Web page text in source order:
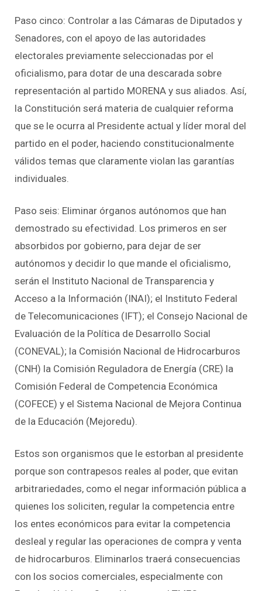
Paso cinco: Controlar a las Cámaras de Diputados y
Senadores, con el apoyo de las autoridades
electorales previamente seleccionadas por el
oficialismo, para dotar de una descarada sobre
representación al partido MORENA y sus aliados. Así,
la Constitución será materia de cualquier reforma
que se le ocurra al Presidente actual y líder moral del
partido en el poder, haciendo constitucionalmente
válidos temas que claramente violan las garantías
individuales.
Paso seis: Eliminar órganos autónomos que han
demostrado su efectividad. Los primeros en ser
absorbidos por gobierno, para dejar de ser
autónomos y decidir lo que mande el oficialismo,
serán el Instituto Nacional de Transparencia y
Acceso a la Información (INAI); el Instituto Federal
de Telecomunicaciones (IFT); el Consejo Nacional de
Evaluación de la Política de Desarrollo Social
(CONEVAL); la Comisión Nacional de Hidrocarburos
(CNH) la Comisión Reguladora de Energía (CRE) la
Comisión Federal de Competencia Económica
(COFECE) y el Sistema Nacional de Mejora Continua
de la Educación (Mejoredu).
Estos son organismos que le estorban al presidente
porque son contrapesos reales al poder, que evitan
arbitrariedades, como el negar información pública a
quienes los soliciten, regular la competencia entre
los entes económicos para evitar la competencia
desleal y regular las operaciones de compra y venta
de hidrocarburos. Eliminarlos traerá consecuencias
con los socios comerciales, especialmente con